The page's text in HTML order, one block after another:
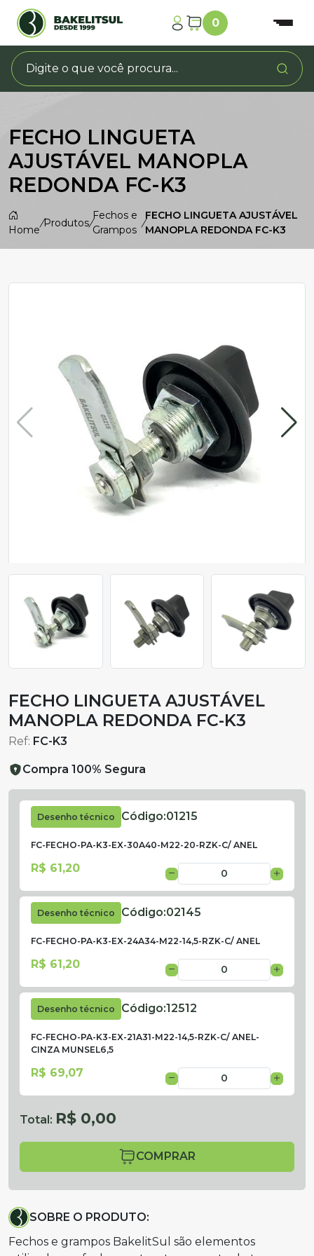
0
FECHO LINGUETA
AJUSTÁVEL MANOPLA
REDONDA FC-K3
Home
/Produtos/
Fechos e
Grampos
/
FECHO LINGUETA AJUSTÁVEL
MANOPLA REDONDA FC-K3
FECHO LINGUETA AJUSTÁVEL
MANOPLA REDONDA FC-K3
Ref: FC-K3
Compra 100% Segura
Desenho técnico Código:01215
FC-FECHO-PA-K3-EX-30A40-M22-20-RZK-C/ ANEL
R$ 61,20
Desenho técnico Código:02145
FC-FECHO-PA-K3-EX-24A34-M22-14,5-RZK-C/ ANEL
R$ 61,20
Desenho técnico Código:12512
FC-FECHO-PA-K3-EX-21A31-M22-14,5-RZK-C/ ANEL-
CINZA MUNSEL6,5
R$ 69,07
Total: R$ 0,00
COMPRAR
SOBRE O PRODUTO:
Fechos e grampos BakelitSul são elementos